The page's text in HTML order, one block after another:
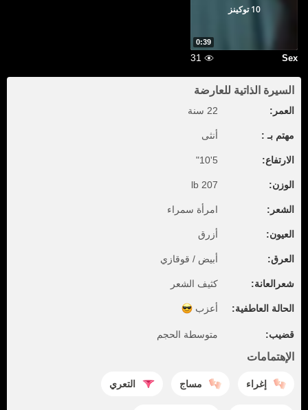
0:39
10 توكينز
Sex
31
السيرة الذاتية للعارضة
العمر: 22 سنة
مهتم بـ : أنثى
الارتفاع: 5'10"
الوزن: 207 lb
الشعر: امرأة سمراء
العيون: أزرق
العرق: أبيض / قوقازي
شعرالعانة: كثيف الشعر
الحالة العاطفية: أعزب
قضيب: متوسطة الحجم
الإهتمامات
إغراء مساج التعري